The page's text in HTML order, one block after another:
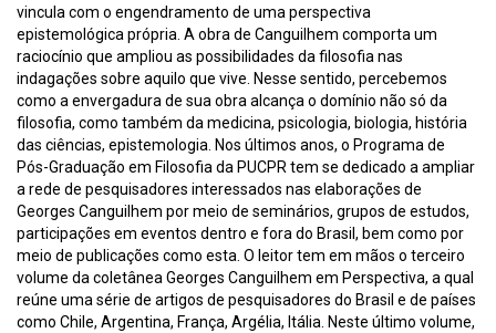
vincula com o engendramento de uma perspectiva
epistemológica própria. A obra de Canguilhem comporta um
raciocínio que ampliou as possibilidades da filosofia nas
indagações sobre aquilo que vive. Nesse sentido, percebemos
como a envergadura de sua obra alcança o domínio não só da
filosofia, como também da medicina, psicologia, biologia, história
das ciências, epistemologia. Nos últimos anos, o Programa de
Pós-Graduação em Filosofia da PUCPR tem se dedicado a ampliar
a rede de pesquisadores interessados nas elaborações de
Georges Canguilhem por meio de seminários, grupos de estudos,
participações em eventos dentro e fora do Brasil, bem como por
meio de publicações como esta. O leitor tem em mãos o terceiro
volume da coletânea Georges Canguilhem em Perspectiva, a qual
reúne uma série de artigos de pesquisadores do Brasil e de países
como Chile, Argentina, França, Argélia, Itália. Neste último volume,